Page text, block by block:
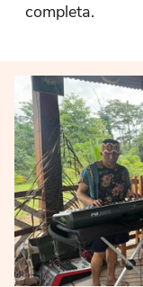
completa.